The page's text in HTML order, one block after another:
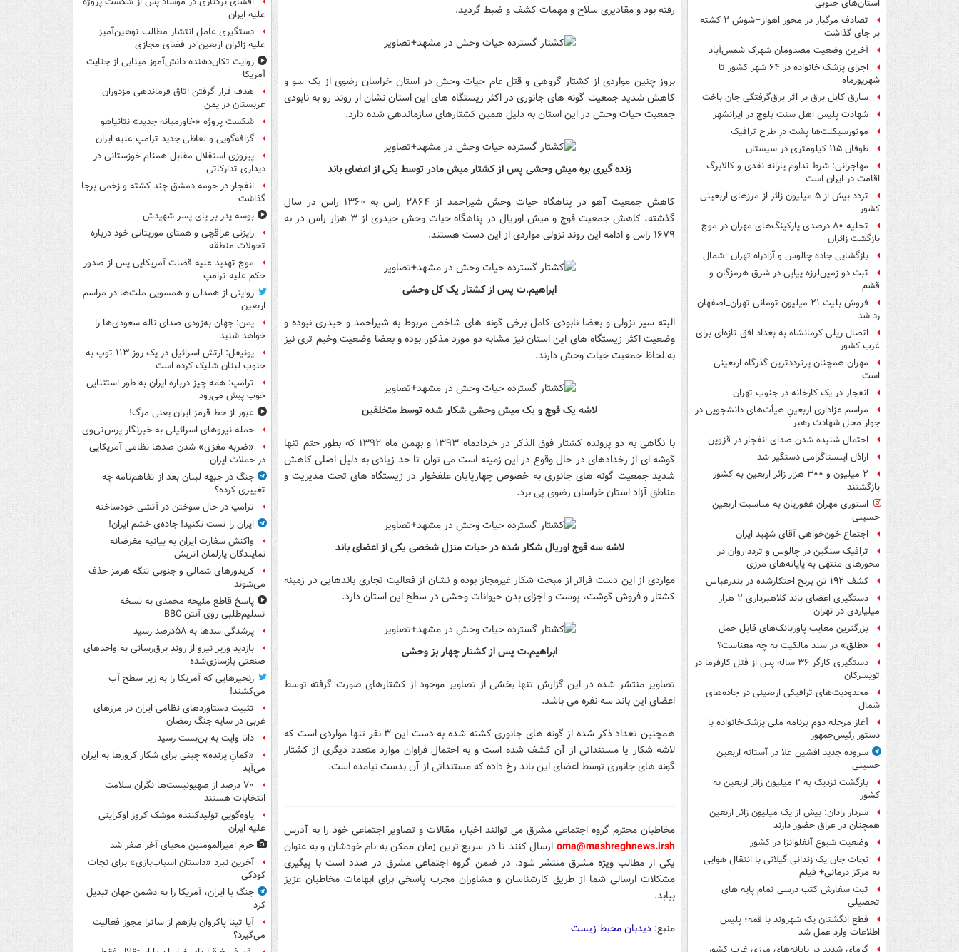
استان‌های جنوبی
تصادف مرگبار در محور اهواز–شوش ۲ کشته
بر جای گذاشت
آخرین وضعیت مصدومان شهرک شمس‌آباد
اجرای پزشک خانواده در ۶۴ شهر کشور تا
شهریورماه
سارق کابل برق بر اثر برق‌گرفتگی جان باخت
شهادت پلیس اهل سنت بلوچ در ایرانشهر
موتورسیکلت‌ها پشت درِ طرح ترافیک
طوفان ۱۱۵ کیلومتری در سیستان
مهاجرانی: شرط تداوم یارانه نقدی و کالابرگ
اقامت در ایران است
تردد بیش از ۵ میلیون زائر از مرزهای اربعینی
کشور
تخلیه ۸۰ درصدی پارکینگ‌های مهران در موج
بازگشت زائران
بازگشایی جاده چالوس و آزادراه تهران–شمال
ثبت دو زمین‌لرزه پیاپی در شرق هرمزگان و
قشم
فروش بلیت ۲۱ میلیون تومانی تهران_اصفهان
رد شد
اتصال ریلی کرمانشاه به بغداد افق تازه‌ای برای
غرب کشور
مهران همچنان پرترددترین گذرگاه اربعینی
است
انفجار در یک کارخانه در جنوب تهران
مراسم عزاداری اربعینِ هیأت‌های دانشجویی در
جوار محل شهادت رهبر
احتمال شنیده شدن صدای انفجار در قزوین
اراذل اینستاگرامی دستگیر شد
۲ میلیون و ۳۰۰ هزار زائر اربعین به کشور
بازگشتند
استوری مهران غفوریان به مناسبت اربعین
حسینی
اجتماع خون‌خواهی آقای شهید ایران
ترافیک سنگین در چالوس و تردد روان در
محورهای منتهی به پایانه‌های مرزی
کشف ۱۹۲ تن برنج احتکارشده در بندرعباس
دستگیری اعضای باند کلاهبرداری ۲ هزار
میلیاردی در تهران
بزرگترین معایب پاوربانک‌های قابل حمل
«طلق» در سند مالکیت به چه معناست؟
دستگیری کارگر ۳۶ ساله پس از قتل کارفرما در
تویسرکان
محدودیت‌های ترافیکی اربعینی در جاده‌های
شمال‌
آغاز مرحله دوم برنامه ملی پزشک‌خانواده با
دستور رئیس‌جمهور
سروده جدید افشین علا در آستانه اربعین
حسینی
بازگشت نزدیک به ۲ میلیون زائر اربعین به
کشور
سردار رادان: بیش از یک میلیون زائر اربعین
همچنان در عراق حضور دارند
وضعیت شیوع آنفلوانزا در کشور
نجات جان یک زندانی گیلانی با انتقال هوایی
به مرکز درمانی+ فیلم
ثبت سفارش کتب درسی تمام پایه های
تحصیلی
قطع انگشتان یک شهروند با قمه؛ پلیس
اطلاعات وارد عمل شد
رفته بود و مقادیری سلاح و مهمات کشف و ضبط گردید.
بروز چنین مواردی از کشتار گروهی و قتل عام حیات وحش در استان خراسان رضوی از یک سو و
کاهش شدید جمعیت گونه های جانوری در اکثر زیستگاه های این استان نشان از روند رو به نابودی
جمعیت حیات وحش در این استان به دلیل همین کشتارهای سازماندهی شده دارد.
زنده گیری بره میش وحشی پس از کشتار میش مادر توسط یکی از اعضای باند
کاهش جمعیت آهو در پناهگاه حیات وحش شیراحمد از ۲۸۶۴ راس به ۱۳۶۰ راس در سال
گذشته، کاهش جمعیت قوچ و میش اوریال در پناهگاه حیات وحش حیدری از ۳ هزار راس در به
۱۶۷۹ راس و ادامه این روند نزولی مواردی از این دست هستند.
ابراهیم.ت پس از کشتار یک کل وحشی
البته سیر نزولی و بعضا نابودی کامل برخی گونه های شاخص مربوط به شیراحمد و حیدری نبوده و
وضعیت اکثر زیستگاه های این استان نیز مشابه دو مورد مذکور بوده و بعضا وضعیت وخیم تری نیز
به لحاظ جمعیت حیات وحش دارند.
لاشه یک قوچ و یک میش وحشی شکار شده توسط متخلفین
با نگاهی به دو پرونده کشتار فوق الذکر در خردادماه ۱۳۹۳ و بهمن ماه ۱۳۹۲ که بطور حتم تنها
گوشه ای از رخدادهای در حال وقوع در این زمینه است می توان تا حد زیادی به دلیل اصلی کاهش
شدید جمعیت گونه های جانوری به خصوص چهارپایان علفخوار در زیستگاه های تحت مدیریت و
مناطق آزاد استان خراسان رضوی پی برد.
لاشه سه قوچ اوریال شکار شده در حیات منزل شخصی یکی از اعضای باند
مواردی از این دست فراتر از مبحث شکار غیرمجاز بوده و نشان از فعالیت تجاری باندهایی در زمینه
کشتار و فروش گوشت، پوست و اجزای بدن حیوانات وحشی در سطح این استان دارد.
ابراهیم.ت پس از کشتار چهار بز وحشی
تصاویر منتشر شده در این گزارش تنها بخشی از تصاویر موجود از کشتارهای صورت گرفته توسط
اعضای این باند سه نفره می باشد.
همچنین تعداد ذکر شده از گونه های جانوری کشته شده به دست این ۳ نفر تنها مواردی است که
لاشه شکار یا مستنداتی از آن کشف شده است و به احتمال فراوان موارد متعدد دیگری از کشتار
گونه های جانوری توسط اعضای این باند رخ داده که مستنداتی از آن بدست نیامده است.
مخاطبان محترم گروه اجتماعی مشرق می توانند اخبار، مقالات و تصاویر اجتماعی خود را به آدرس
sh
oma@mashreghnews.ir ارسال کنند تا در سریع ترین زمان ممکن به نام خودشان و به عنوان
یکی از مطالب ویژه مشرق منتشر شود. در ضمن گروه اجتماعی مشرق در صدد است با پیگیری
مشکلات ارسالی شما از طریق کارشناسان و مشاوران مجرب پاسخی برای ابهامات مخاطبان عزیز
بیابد.
منبع: دیدبان محیط زیست
علیه ایران
دستگیری عامل انتشار مطالب توهین‌آمیز
علیه زائران اربعین در فضای مجازی
روایت تکان‌دهنده دانش‌آموز مینابی از جنایت
آمریکا
هدف قرار گرفتن اتاق‌ فرماندهی مزدوران
عربستان در یمن
شکست پروژه «خاورمیانه جدید» نتانیاهو
گزافه‌گویی و لفاظی جدید ترامپ علیه ایران
پیروزی استقلال مقابل همنام خوزستانی در
دیداری تدارکاتی
انفجار در حومه دمشق چند کشته و زخمی برجا
گذاشت
بوسه‌ پدر بر پای پسر شهیدش
رایزنی عراقچی و همتای موریتانی خود درباره
تحولات منطقه
موج تهدید علیه قضات آمریکایی پس از صدور
حکم علیه ترامپ
روایتی از همدلی و همسویی ملت‌ها در مراسم
اربعین
یمن: جهان به‌زودی صدای ناله سعودی‌ها را
خواهد شنید
یونیفل: ارتش اسرائیل در یک روز ۱۱۳ توپ به
جنوب لبنان شلیک کرده است
ترامپ: همه چیز درباره ایران به طور استثنایی
خوب پیش می‌رود
عبور از خط قرمز ایران یعنی مرگ!
حمله نیروهای اسرائیلی به خبرنگار پرس‌تی‌وی
«ضربه مغزی» شدن صدها نظامی آمریکایی
در حملات ایران
جنگ در جبهه لبنان بعد از تفاهم‌نامه چه
تغییری کرده؟
ترامپ در حال سوختن در آتشی خودساخته
ایران را تست نکنید! جاده‌ی خشم ایران!
واکنش سفارت ایران به بیانیه مغرضانه
نمایندگان پارلمان اتریش
کریدورهای شمالی و جنوبی تنگه هرمز حذف
می‌شوند
پاسخ قاطع ملیحه محمدی به نسخه
تسلیم‌طلبی روی آنتن BBC
پرشدگی سدها به ۵۸درصد رسید
بازدید وزیر نیرو از روند برق‌رسانی به واحدهای
صنعتی بازسازی‌شده
زنجیرهایی که آمریکا را به زیر سطح آب
می‌کشند!
تثبیت دستاوردهای نظامی ایران در مرزهای
غربی در سایه جنگ رمضان
دانا وایت به بن‌بست رسید
«کمانِ پرنده» چینی برای شکار کروزها به ایران
می‌آید
۷۰ درصد از صهیونیست‌ها نگران سلامت
انتخابات هستند
یاوه‌گویی تولیدکننده موشک کروز اوکراینی
علیه ایران
حرم امیرالمومنین محیای آخر صفر شد
آخرین نبرد «داستان اسباب‌بازی» برای نجات
کودکی
جنگ با ایران، آمریکا را به دشمن جهان تبدیل
کرد
آیا تینا پاکروان بازهم از ساترا مجوز فعالیت
می‌گیرد؟